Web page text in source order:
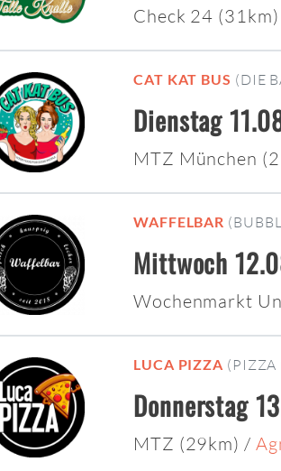
Check 24
CAT KAT BUS (DIE
Dienstag
MTZ München
WAFFELBAR
Mittwoch
Wochenmarkt
LUCA PIZZA (PIZZA
Donnerstag
MTZ (29km) /